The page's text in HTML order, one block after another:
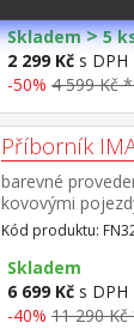
Skladem>5
2 299 Kč s DPH
-50% 4 599 Kč
Příborník
barevné
kovovými
police
Kód produktu:
Skladem
6 699 Kč s DPH
-40% 11 290